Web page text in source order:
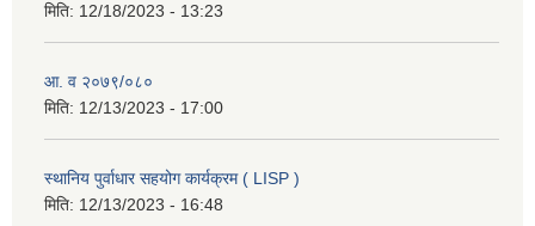
मिति: 12/18/2023 - 13:23
आ. व २०७९/०८०
मिति: 12/13/2023 - 17:00
स्थानिय पुर्वाधार सहयोग कार्यक्रम ( LISP )
मिति: 12/13/2023 - 16:48